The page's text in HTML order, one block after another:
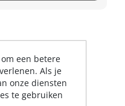
een betere
Als je
onze diensten
te gebruiken